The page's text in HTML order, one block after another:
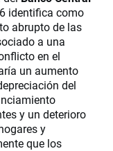
identifica como
abrupto de las
a una
en el
un aumento
del
y un deterioro
y
que los